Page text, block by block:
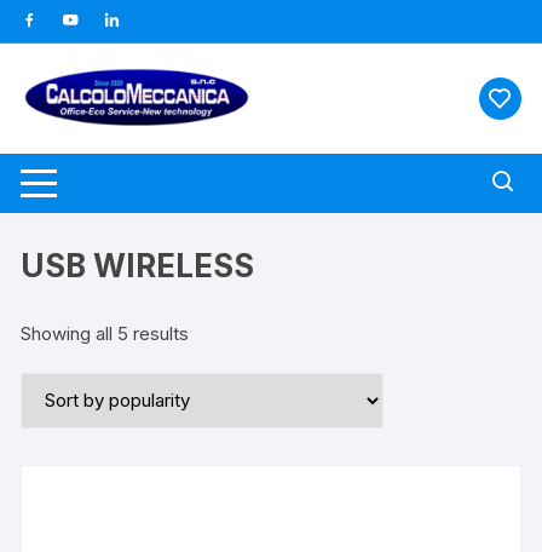
al
contenuto
USB WIRELESS
Showing all 5 results